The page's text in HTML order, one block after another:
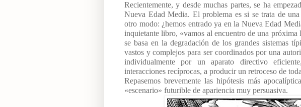
Recientemente, y desde muchas partes, se ha
Nueva Edad Media. El problema es si se trata de
otro modo: ¿hemos entrado ya en la Nueva Edad
inquietante libro, «vamos al encuentro de una
se basa en la degradación de los grandes sistemas
vastos y complejos para ser coordinados por una
individualmente por un aparato directivo
interacciones recíprocas, a producir un retroceso de
Repasemos brevemente las hipótesis más
«escenario» futurible de apariencia muy persuasiva.